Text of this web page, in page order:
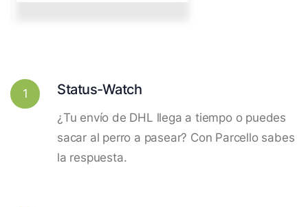
1 Status-Watch
¿Tu envío de DHL llega a tiempo o puedes
sacar al perro a pasear? Con Parcello sabes
la respuesta.